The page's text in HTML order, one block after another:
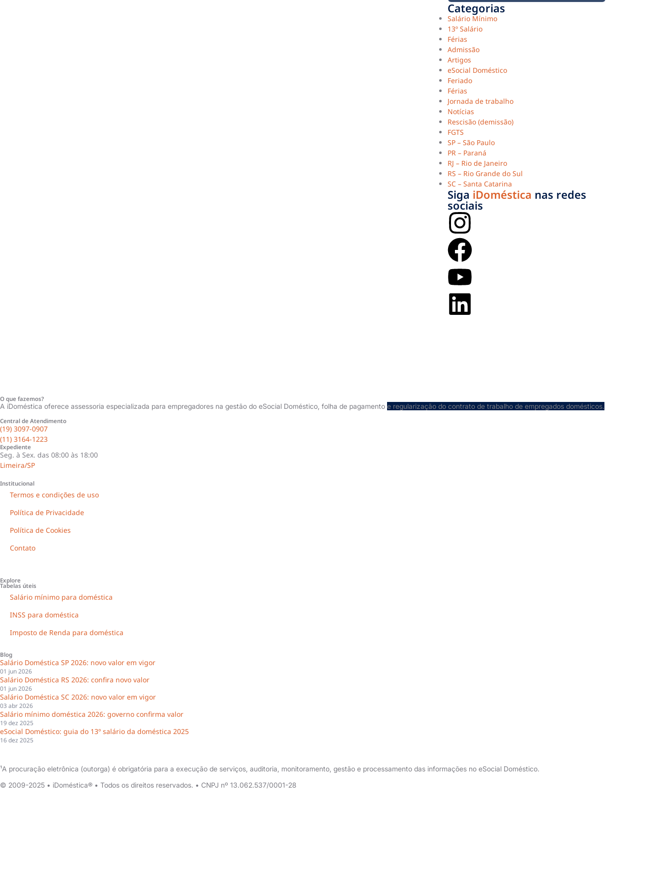
Categorias
Salário Mínimo
13º Salário
Férias
Admissão
Artigos
eSocial Doméstico
Feriado
Férias
Jornada de trabalho
Notícias
Rescisão (demissão)
FGTS
SP – São Paulo
PR – Paraná
RJ – Rio de Janeiro
RS – Rio Grande do Sul
SC – Santa Catarina
Siga iDoméstica nas redes
sociais
O que fazemos?
A iDoméstica oferece assessoria especializada para empregadores na gestão do eSocial Doméstico, folha de pagamento e regularização do contrato de trabalho de empregados domésticos.
Central de Atendimento
(19) 3097-0907
(11) 3164-1223
Expediente
Seg. à Sex. das 08:00 às 18:00
Limeira/SP
Institucional
Termos e condições de uso
Política de Privacidade
Política de Cookies
Contato
Explore
Tabelas úteis
Salário mínimo para doméstica
INSS para doméstica
Imposto de Renda para doméstica
Blog
Salário Doméstica SP 2026: novo valor em vigor
01 jun 2026
Salário Doméstica RS 2026: confira novo valor
01 jun 2026
Salário Doméstica SC 2026: novo valor em vigor
03 abr 2026
Salário mínimo doméstica 2026: governo confirma valor
19 dez 2025
eSocial Doméstico: guia do 13º salário da doméstica 2025
16 dez 2025
¹A procuração eletrônica (outorga) é obrigatória para a execução de serviços, auditoria, monitoramento, gestão e processamento das informações no eSocial Doméstico.
© 2009-2025 • iDoméstica® • Todos os direitos reservados. • CNPJ nº 13.062.537/0001-28